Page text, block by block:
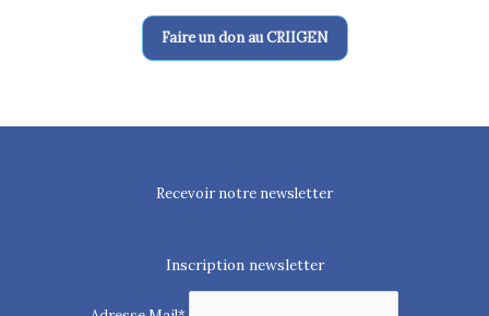
Faire un don au CRIIGEN
Recevoir notre newsletter
Inscription newsletter